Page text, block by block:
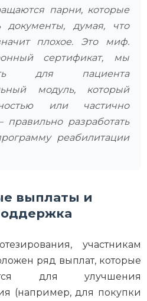
парни, которые
документы, думая, что
плохое. Это миф.
сертификат, мы
для пациента
модуль, который
или частично
правильно разработать
реабилитации
выплаты и
участникам
ряд выплат, которые
для улучшения
(например, для покупки